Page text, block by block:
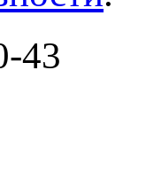
43